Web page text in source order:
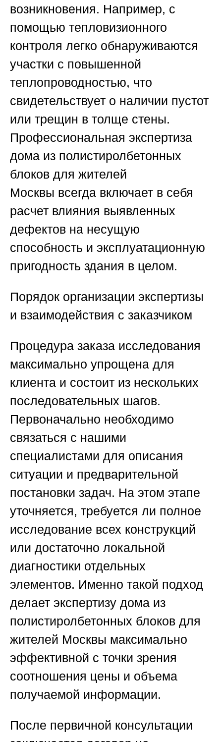
возникновения. Например, с
помощью тепловизионного
контроля легко обнаруживаются
участки с повышенной
теплопроводностью, что
свидетельствует о наличии пустот
или трещин в толще стены.
Профессиональная экспертиза
дома из полистиролбетонных
блоков для жителей
Москвы всегда включает в себя
расчет влияния выявленных
дефектов на несущую
способность и эксплуатационную
пригодность здания в целом.
Порядок организации экспертизы
и взаимодействия с заказчиком
Процедура заказа исследования
максимально упрощена для
клиента и состоит из нескольких
последовательных шагов.
Первоначально необходимо
связаться с нашими
специалистами для описания
ситуации и предварительной
постановки задач. На этом этапе
уточняется, требуется ли полное
исследование всех конструкций
или достаточно локальной
диагностики отдельных
элементов. Именно такой подход
делает экспертизу дома из
полистиролбетонных блоков для
жителей Москвы максимально
эффективной с точки зрения
соотношения цены и объема
получаемой информации.
После первичной консультации